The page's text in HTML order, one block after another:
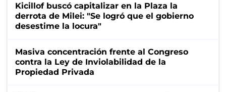
Kicillof buscó capitalizar en la Plaza la
derrota de Milei: "Se logró que el gobierno
desestime la locura"
Masiva concentración frente al Congreso
contra la Ley de Inviolabilidad de la
Propiedad Privada